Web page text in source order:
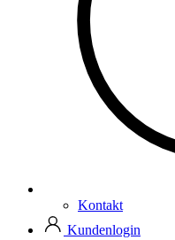
Kontakt
Kundenlogin